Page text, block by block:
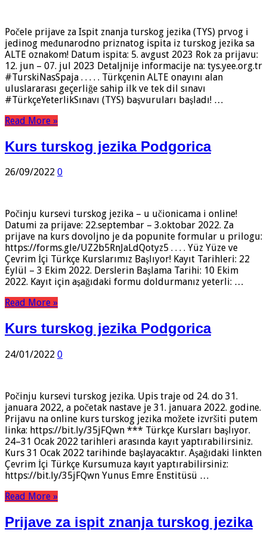
Počele prijave za Ispit znanja turskog jezika (TYS) prvog i
jedinog međunarodno priznatog ispita iz turskog jezika sa
ALTE oznakom! Datum ispita: 5. avgust 2023 Rok za prijavu:
12. jun – 07. jul 2023 Detaljnije informacije na: tys.yee.org.tr
#TurskiNasSpaja . . . . . Türkçenin ALTE onayını alan
uluslararası geçerliğe sahip ilk ve tek dil sınavı
#TürkçeYeterlikSınavı (TYS) başvuruları başladı! …
Read More »
Kurs turskog jezika Podgorica
26/09/2022 0
Počinju kursevi turskog jezika – u učionicama i online!
Datumi za prijave: 22.septembar – 3.oktobar 2022. Za
prijave na kurs dovoljno je da popunite formular u prilogu:
https://forms.gle/UZ2b5RnJaLdQotyz5 . . . . Yüz Yüze ve
Çevrim İçi Türkçe Kurslarımız Başlıyor! Kayıt Tarihleri: 22
Eylül – 3 Ekim 2022. Derslerin Başlama Tarihi: 10 Ekim
2022. Kayıt için aşağıdaki formu doldurmanız yeterli: …
Read More »
Kurs turskog jezika Podgorica
24/01/2022 0
Počinju kursevi turskog jezika. Upis traje od 24. do 31.
januara 2022, a početak nastave je 31. januara 2022. godine.
Prijavu na online kurs turskog jezika možete izvršiti putem
linka: https://bit.ly/35jFQwn *** Türkçe Kursları başlıyor.
24–31 Ocak 2022 tarihleri arasında kayıt yaptırabilirsiniz.
Kurs 31 Ocak 2022 tarihinde başlayacaktır. Aşağıdaki linkten
Çevrim İçi Türkçe Kursumuza kayıt yaptırabilirsiniz:
https://bit.ly/35jFQwn Yunus Emre Enstitüsü …
Read More »
Prijave za ispit znanja turskog jezika